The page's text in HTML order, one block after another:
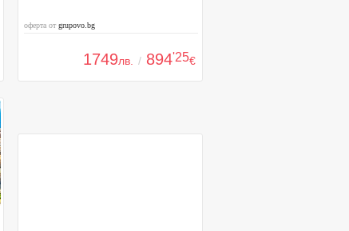
оферта от grupovo.bg
1749лв. / 894'25€